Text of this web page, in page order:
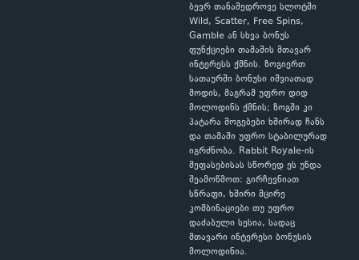
ბევრ თანამედროვე სლოტში
Wild, Scatter, Free Spins,
Gamble ან სხვა ბონუს
ფუნქციები თამაშის მთავარ
ინტერესს ქმნის. ზოგიერთ
სათაურში ბონუსი იშვიათად
მოდის, მაგრამ უფრო დიდ
მოლოდინს ქმნის; ზოგში კი
პატარა მოგებები ხშირად ჩანს
და თამაში უფრო სტაბილურად
იგრძნობა. Rabbit Royale-ის
შეფასებისას სწორედ ეს უნდა
შეამოწმოთ: გირჩევნიათ
სწრაფი, ხშირი მცირე
კომბინაციები თუ უფრო
დაძაბული სესია, სადაც
მთავარი ინტერესი ბონუსის
მოლოდინია.